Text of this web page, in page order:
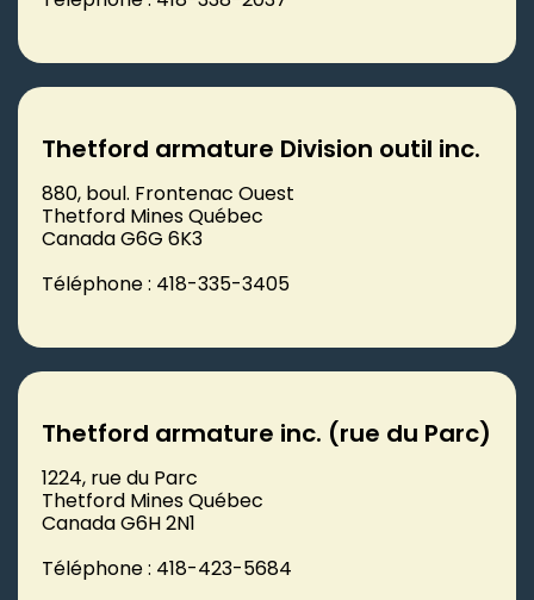
Thetford armature Division outil inc.
880, boul. Frontenac Ouest
Thetford Mines Québec
Canada G6G 6K3
Téléphone : 418-335-3405
Thetford armature inc. (rue du Parc)
1224, rue du Parc
Thetford Mines Québec
Canada G6H 2N1
Téléphone : 418-423-5684